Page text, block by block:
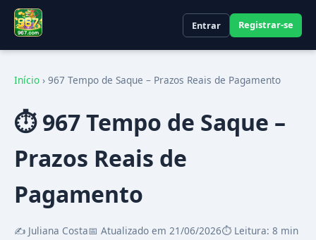
Entrar Registrar-se
Início › 967 Tempo de Saque – Prazos Reais de Pagamento
⏱️ 967 Tempo de Saque –
Prazos Reais de
Pagamento
✍️ Juliana Costa📅 Atualizado em 21/06/2026⏱️ Leitura: 8 min